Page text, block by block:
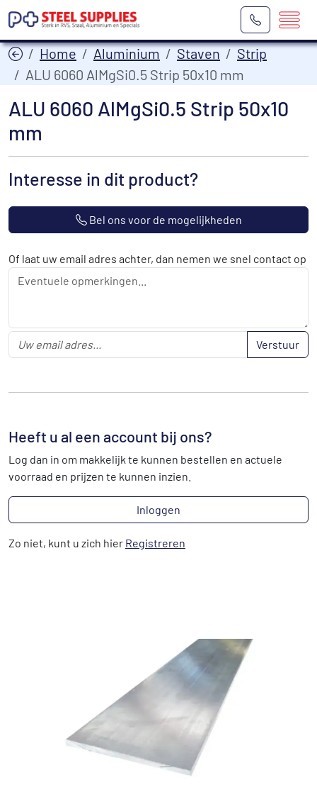
Home Aluminium Staven
Strip
ALU 6060 AlMgSi0.5 Strip 50x10 mm
ALU 6060 AlMgSi0.5 Strip 50x10
mm
Interesse in dit product?
Bel ons voor de mogelijkheden
Of laat uw email adres achter, dan nemen we snel contact op
Verstuur
Heeft u al een account bij ons?
Log dan in om makkelijk te kunnen bestellen en actuele
voorraad en prijzen te kunnen inzien.
Inloggen
Zo niet, kunt u zich hier Registreren